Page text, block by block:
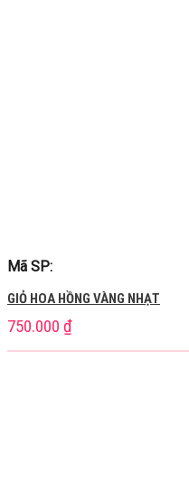
Mã SP:
GIỎ HOA HỒNG VÀNG NHẠT
750.000 ₫